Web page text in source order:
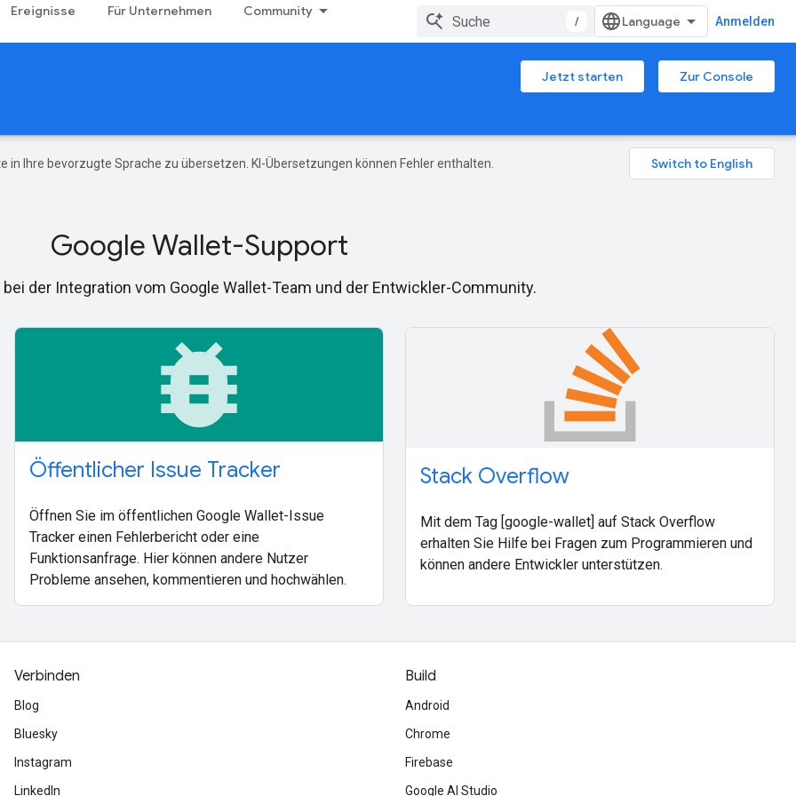
Ereignisse Für Unternehmen Community
/ Anmelden
Jetzt starten
Zur Console
in Ihre bevorzugte Sprache zu übersetzen. KI-Übersetzungen können Fehler enthalten.
Google Wallet-Support
bei der Integration vom Google Wallet-Team und der Entwickler-Community.
bug_report
Öffentlicher Issue Tracker
Öffnen Sie im öffentlichen Google Wallet-Issue
Tracker einen Fehlerbericht oder eine
Funktionsanfrage. Hier können andere Nutzer
Probleme ansehen, kommentieren und hochwählen.
Stack Overflow
Mit dem Tag [google-wallet] auf Stack Overflow
erhalten Sie Hilfe bei Fragen zum Programmieren und
können andere Entwickler unterstützen.
Verbinden
Blog
Bluesky
Instagram
LinkedIn
Build
Android
Chrome
Firebase
Google AI Studio